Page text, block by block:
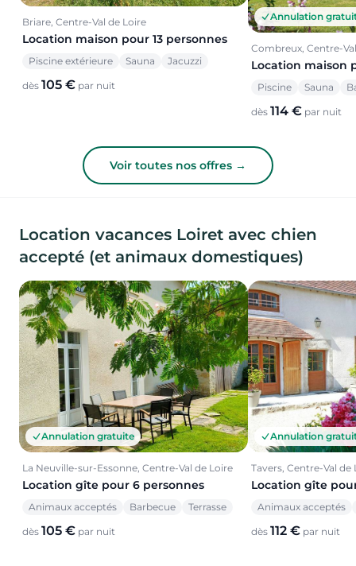
Briare, Centre-Val de Loire
Location maison pour 13 personnes
Piscine extérieure Sauna Jacuzzi
dès 105 € par nuit
Annulation
Combreux, Centre-
Location maison
Piscine Sauna
dès 114 € par nuit
Voir toutes nos offres →
Location vacances Loiret avec chien
accepté (et animaux domestiques)
Annulation gratuite
La Neuville-sur-Essonne, Centre-Val de Loire
Location gîte pour 6 personnes
Animaux acceptés Barbecue Terrasse
dès 105 € par nuit
Annulation
Tavers, Centre-Val de
Location gîte
Animaux acceptés
dès 112 € par nuit